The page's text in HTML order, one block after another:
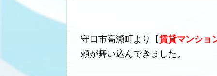
守口市高瀬町より【賃貸マンショ
頼が舞い込んできました。